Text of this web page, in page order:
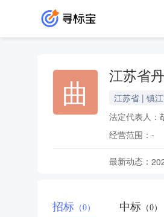
曲 江苏省
江苏省 | 镇
法定代表人：
经营范围： -
最新动态：
招标 （0） 中标 （0）